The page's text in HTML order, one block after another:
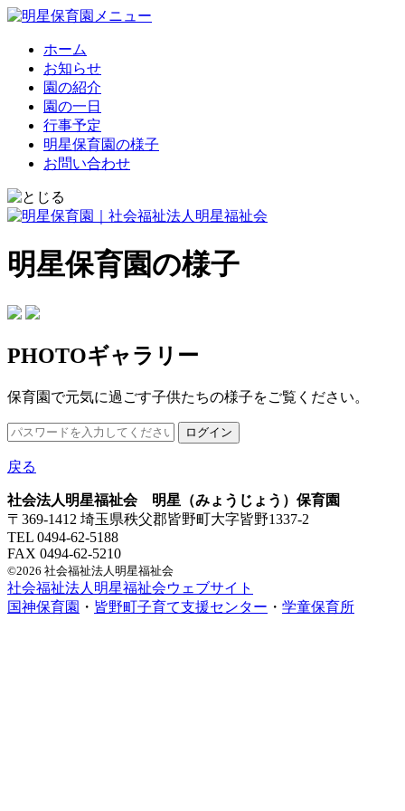
ホーム
お知らせ
園の紹介
園の一日
行事予定
明星保育園の様子
お問い合わせ
明星保育園の様子
PHOTOギャラリー
保育園で元気に過ごす子供たちの様子をご覧ください。
戻る
社会法人明星福祉会 明星（みょうじょう）保育園
〒369-1412 埼玉県秩父郡皆野町大字皆野1337-2
TEL 0494-62-5188
FAX 0494-62-5210
©2026 社会福祉法人明星福祉会
社会福祉法人明星福祉会ウェブサイト
国神保育園 ・ 皆野町子育て支援センター ・ 学童保育所